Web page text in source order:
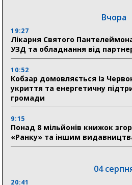
Вчора
19:27
Лікарня Святого
УЗД та обладнання від
10:52
Кобзар домовляється із
укриття та енергетичну
громади
9:15
Понад 8 мільйонів книжок
«Ранку» та іншим
04
20:41